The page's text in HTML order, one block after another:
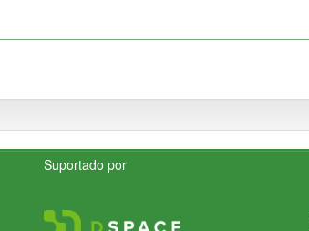
Suportado por